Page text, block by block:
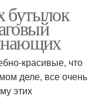
бутылок
красивые, что
деле, все очень
этих